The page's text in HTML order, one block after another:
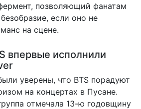
позволяющий фанатам
если оно не
на сцене.
впервые исполнили
уверены, что BTS порадуют
на концертах в Пусане.
отмечала 13-ю годовщину